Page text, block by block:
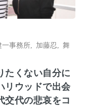
一事務所 加藤忍
舞
たくない自分に
ウッドで出会
代の悲哀をコ